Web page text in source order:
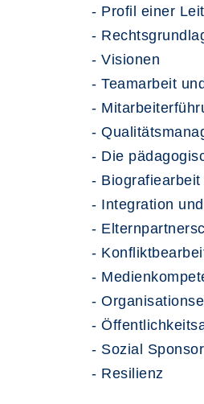
- Profil einer
-
- Visionen
- Teamarbeit
-
-
- Die
-
- Integration
-
-
-
-
-
- Sozial
- Resilienz